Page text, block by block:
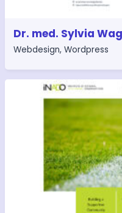
Dr. med. Sylvia
Webdesign, Wordpress